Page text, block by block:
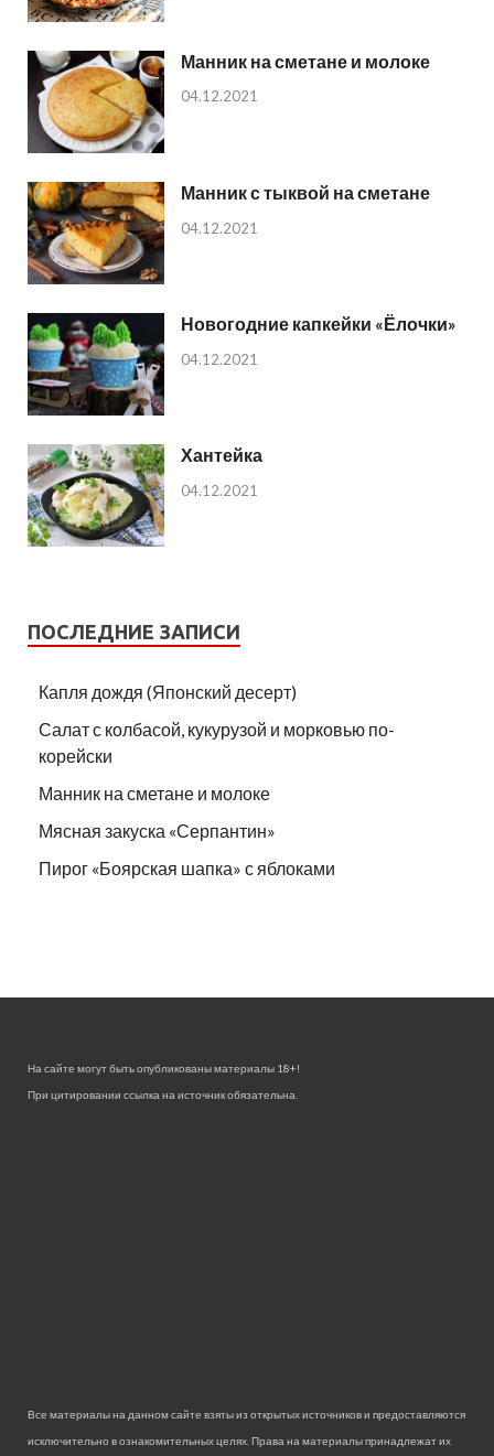
Манник на сметане и молоке
04.12.2021
Манник с тыквой на сметане
04.12.2021
Новогодние капкейки «Ёлочки»
04.12.2021
Хантейка
04.12.2021
ПОСЛЕДНИЕ ЗАПИСИ
Капля дождя (Японский десерт)
Салат с колбасой, кукурузой и морковью по-
корейски
Манник на сметане и молоке
Мясная закуска «Серпантин»
Пирог «Боярская шапка» с яблоками
На сайте могут быть опубликованы материалы 18+!
При цитировании ссылка на источник обязательна.
Все материалы на данном сайте взяты из открытых источников и предоставляются
исключительно в ознакомительных целях. Права на материалы принадлежат их